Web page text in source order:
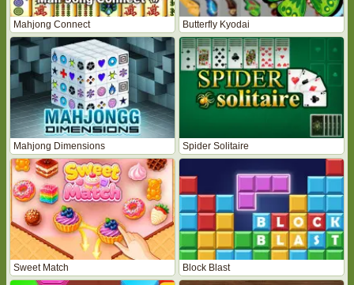
Mahjong Connect Butterfly Kyodai
Mahjong Dimensions Spider Solitaire
Sweet Match Block Blast